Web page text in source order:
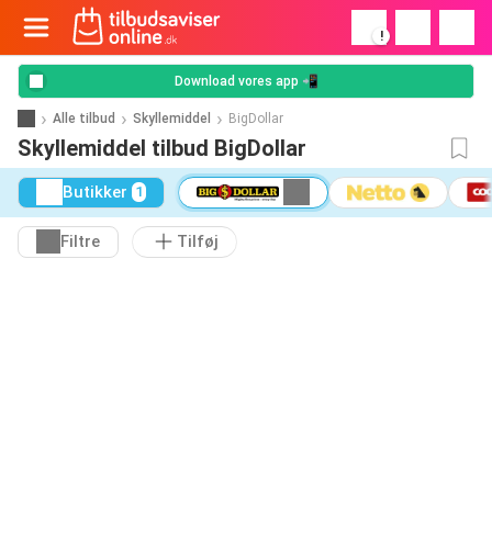
!
Download vores app 📲
Alle tilbud Skyllemiddel BigDollar
Skyllemiddel tilbud BigDollar
Butikker 1
Filtre Tilføj